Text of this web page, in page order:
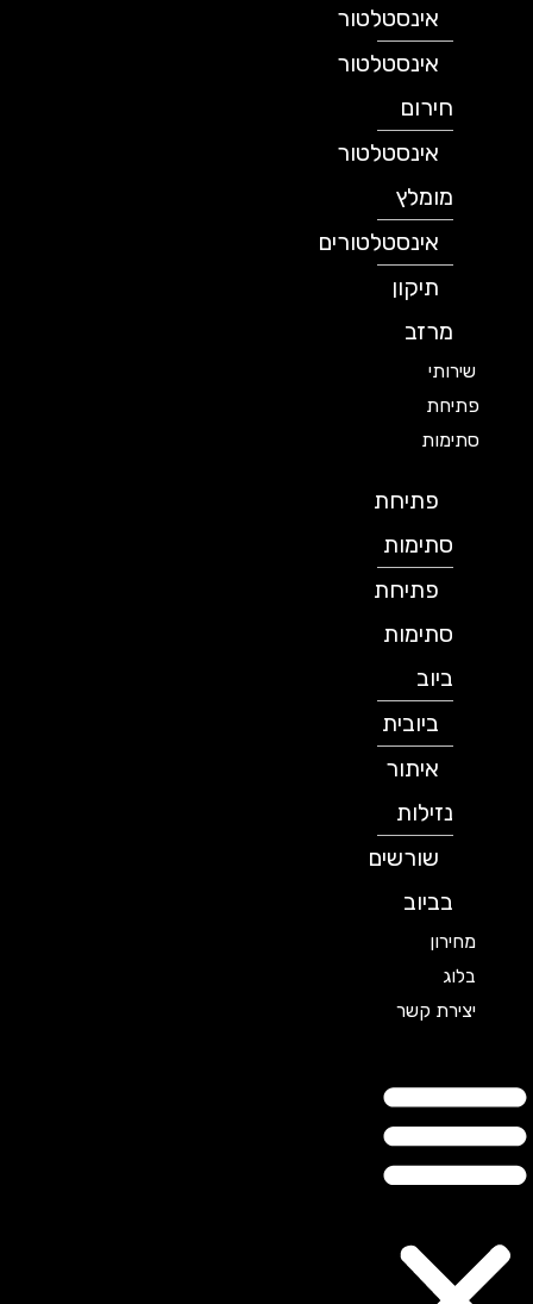
אינסטלטור
אינסטלטור
חירום
אינסטלטור
מומלץ
אינסטלטורים
תיקון
מרזב
שירותי
פתיחת
סתימות
פתיחת
סתימות
פתיחת
סתימות
ביובית
איתור
נזילות
שורשים
בביוב
מחירון
יצירת קשר